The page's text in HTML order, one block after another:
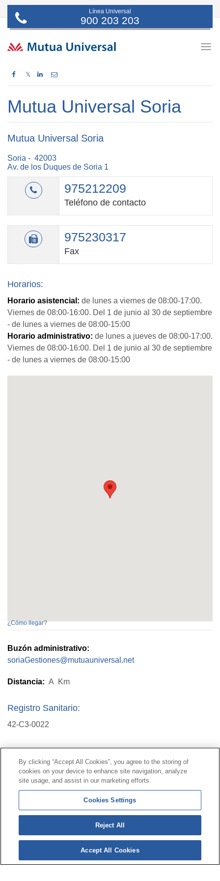
Línea Universal
900 203 203
𝕏
Mutua Universal Soria
Mutua Universal Soria
Soria - 42003
Av. de los Duques de Soria 1
975212209
Teléfono de contacto
975230317
Fax
Horarios:
Horario asistencial: de lunes a viernes de 08:00-17:00.
Viernes de 08:00-16:00. Del 1 de junio al 30 de septiembre
- de lunes a viernes de 08:00-15:00
Horario administrativo: de lunes a jueves de 08:00-17:00.
Viernes de 08:00-16:00. Del 1 de junio al 30 de septiembre
- de lunes a viernes de 08:00-15:00
¿Cómo llegar?
Buzón administrativo:
soriaGestiones@mutuauniversal.net
Distancia: A Km
Registro Sanitario:
42-C3-0022
Línea Universal 900 203 203|Zona Privada Comisión de
Prestaciones Especiales|Zona Privada Proveedor
Sanitario
© Mutua Universal 2026 | Mapa del sitio | Aviso legal
Política de Protección de Datos
cookies
Síguenos en:
By clicking “Accept All Cookies”, you agree to the storing of
cookies on your device to enhance site navigation, analyze
site usage, and assist in our marketing efforts.
Cookies Settings
Reject All
Accept All Cookies